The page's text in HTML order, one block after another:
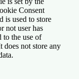
Consent
is used to store
not user has
to the use of
does not store any